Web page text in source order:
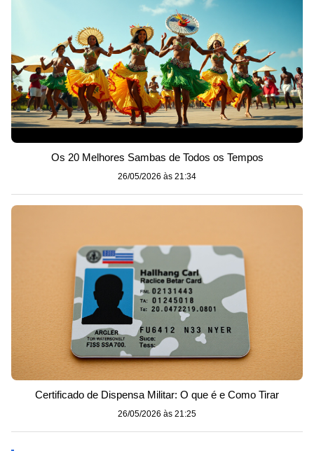
Os 20 Melhores Sambas de Todos os Tempos
26/05/2026 às 21:34
Certificado de Dispensa Militar: O que é e Como Tirar
26/05/2026 às 21:25